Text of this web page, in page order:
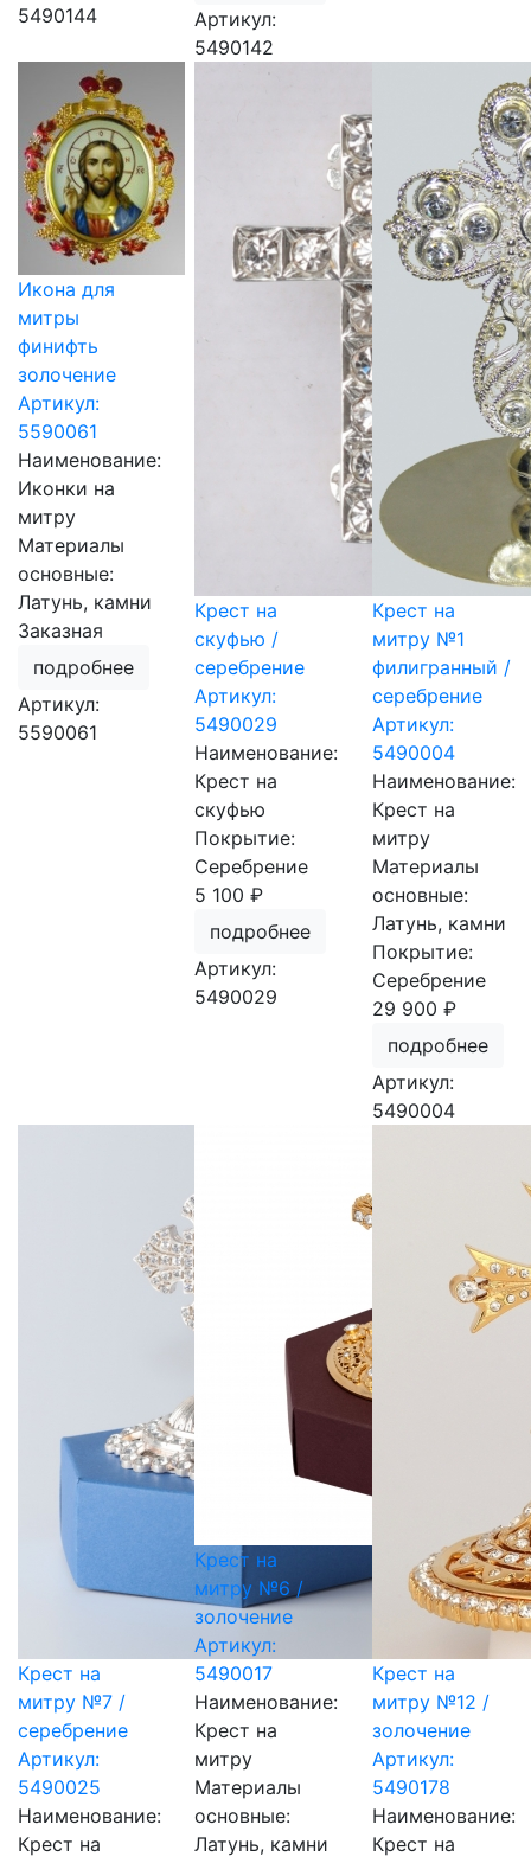
5490144
Артикул:
5490142
Икона для
митры
финифть
золочение
Артикул:
5590061
Наименование:
Иконки на
митру
Материалы
основные:
Латунь, камни
Заказная
подробнее
Артикул:
5590061
Крест на
скуфью /
серебрение
Артикул:
5490029
Наименование:
Крест на
скуфью
Покрытие:
Серебрение
5 100 ₽
подробнее
Артикул:
5490029
Крест на
митру №1
филигранный /
серебрение
Артикул:
5490004
Наименование:
Крест на
митру
Материалы
основные:
Латунь, камни
Покрытие:
Серебрение
29 900 ₽
подробнее
Артикул:
5490004
Крест на
митру №7 /
серебрение
Артикул:
5490025
Наименование:
Крест на
Крест на
митру №6 /
золочение
Артикул:
5490017
Наименование:
Крест на
митру
Материалы
основные:
Латунь, камни
Крест на
митру №12 /
золочение
Артикул:
5490178
Наименование:
Крест на